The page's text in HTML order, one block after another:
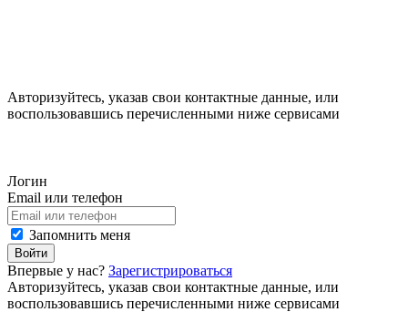
Авторизуйтесь, указав свои контактные данные, или
воспользовавшись перечисленными ниже сервисами
Логин
Email или телефон
Запомнить меня
Войти
Впервые у нас? Зарегистрироваться
Авторизуйтесь, указав свои контактные данные, или
воспользовавшись перечисленными ниже сервисами